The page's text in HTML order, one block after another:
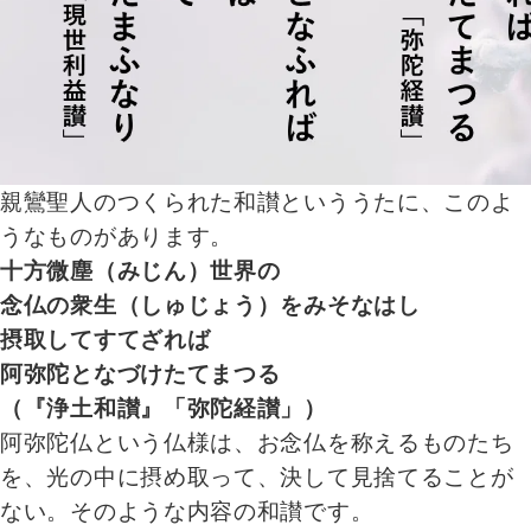
親鸞聖人のつくられた和讃といううたに、このよ
うなものがあります。
十方微塵（みじん）世界の
念仏の衆生（しゅじょう）をみそなはし
摂取してすてざれば
阿弥陀となづけたてまつる
（『浄土和讃』「弥陀経讃」）
阿弥陀仏という仏様は、お念仏を称えるものたち
を、光の中に摂め取って、決して見捨てることが
ない。そのような内容の和讃です。